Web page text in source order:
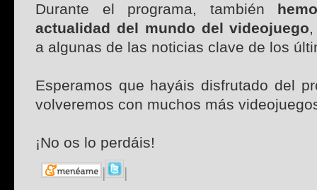
Durante el programa, también
actualidad del mundo del videojuego
a algunas de las noticias clave de los
Esperamos que hayáis disfrutado del
volveremos con muchos más
¡No os lo perdáis!
|
|